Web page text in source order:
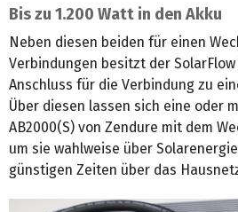
Bis zu 1.200 Watt in den Akku
Neben diesen beiden für einen
Verbindungen besitzt der
Anschluss für die Verbindung zu
Über diesen lassen sich eine oder
AB2000(S) von Zendure mit dem
um sie wahlweise über
günstigen Zeiten über das